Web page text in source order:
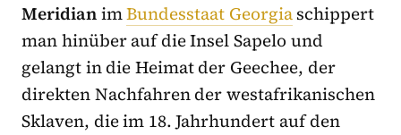
MeridianimBundesstaat Georgiaschippert
man hinüber auf die Insel Sapelo und
gelangt in die Heimat der Geechee, der
direkten Nachfahren der westafrikanischen
Sklaven, die im 18. Jahrhundert auf den